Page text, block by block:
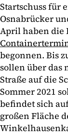
Startschuss für
Osnabrücker
April haben die
begonnen. Bis
sollen über das
Straße auf die
Sommer 2021
befindet sich
großen Fläche